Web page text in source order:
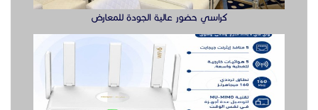
سويتش ريجي سرعة وأداء موثوق لشبكتك